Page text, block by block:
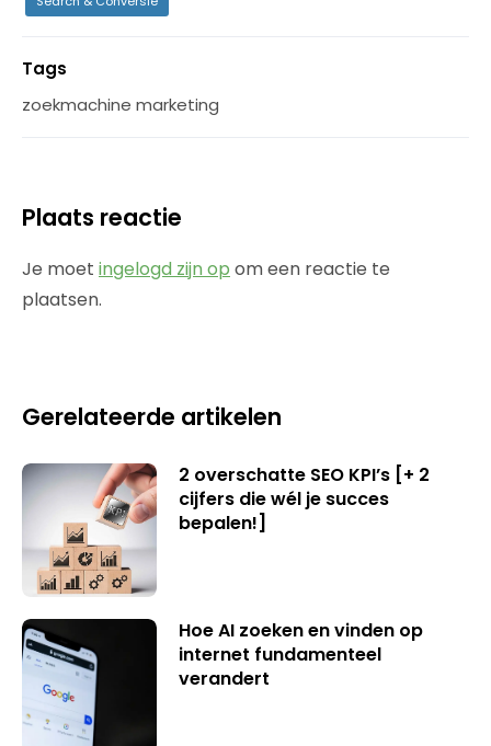
Tags
zoekmachine marketing
Plaats reactie
Je moet ingelogd zijn op om een reactie te
plaatsen.
Gerelateerde artikelen
2 overschatte SEO KPI’s [+ 2
cijfers die wél je succes
bepalen!]
Hoe AI zoeken en vinden op
internet fundamenteel
verandert